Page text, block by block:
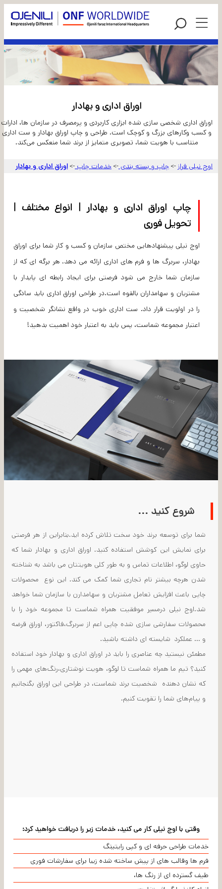
اوراق اداری و بهادار
اوراق اداری شخصی سازی شده ابزاری کاربردی و پرمصرف در سازمان ها، ادارات
و کسب وکارهای بزرگ و کوچک است. طراحی و چاپ اوراق بهادار و ست اداری
متناسب با هویت شما، تصویری متمایز از برند شما منعکس می‌کند.
اوج نیلی فراز -> چاپ و بسته بندی-> خدمات چاپ-> اوراق اداری و بهادار
چاپ اوراق اداری و بهادار | انواع مختلف |
تحویل فوری
اوج نیلی پیشنهادهایی مختص سازمان و کسب و کار شما برای اوراق
بهادار، سربرگ ها و فرم های اداری ارائه می دهد. هر برگه ای که از
سازمان شما خارج می شود فرصتی برای ایجاد رابطه ای پایدار با
مشتریان و سهامداران بالقوه است.در طراحی اوراق‌ اداری باید سادگی
را در اولویت قرار داد. ست اداری خوب در واقع نشانگر شخصيت و
اعتبار مجموعه شماست، پس بايد به اعتبار خود اهميت بدهيد!
شروع کنید ...
شما برای توسعه برند خود سخت تلاش کرده اید.بنابراین از هر فرصتی
برای نمایش این کوشش استفاده کنید. اوراق اداری و بهادار شما که
حاوی لوگو، اطلاعات تماس و به طور کلی هویتتان می باشد به شناخته
شدن هرچه بیشتر نام تجاری شما کمک می کند. این نوع محصولات
چاپی باعث افزایش تعامل مشتریان و سهامدارن با سازمان شما خواهد
شد.اوج نیلی درمسیر موفقیت همراه شماست تا مجموعه خود را با
محصولات سفارشی سازی شده چاپی اعم از سربرگ،فاکتور، اوراق قرضه
و ... عملکرد شایسته ای داشته باشید.
مطمئن نیستید چه عناصری را باید در اوراق اداری و بهادار خود استفاده
کنید؟ تیم ما همراه شماست تا لوگو، هویت نوشتاری،رنگ‌های مهمی را
که نشان دهنده شخصیت برند شماست، در طراحی این اوراق بگنجانیم
و پیام‌های شما را تقویت کنیم.
وقتی با اوج نیلی کار می کنید، خدمات زیر را دریافت خواهید کرد:
خدمات طراحی حرفه ای و کپی رایتینگ
فرم ها وقالب های از پیش ساخته شده زیبا برای سفارشات فوری
طیف گسترده ای از رنگ ها،